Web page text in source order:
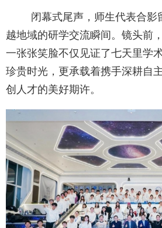
闭幕式尾声，师生代表合影
越地域的研学交流瞬间。镜头前
一张张笑脸不仅见证了七天里学
珍贵时光，更承载着携手深耕自
创人才的美好期许。